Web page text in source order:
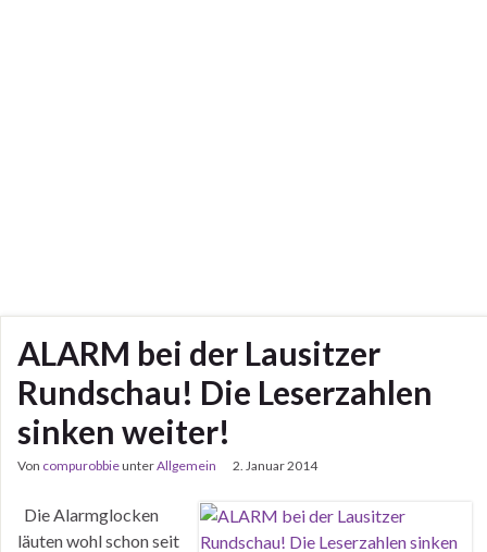
ALARM bei der Lausitzer
Rundschau! Die Leserzahlen
sinken weiter!
Von compurobbieunterAllgemein 2. Januar 2014
Die Alarmglocken
läuten wohl schon seit